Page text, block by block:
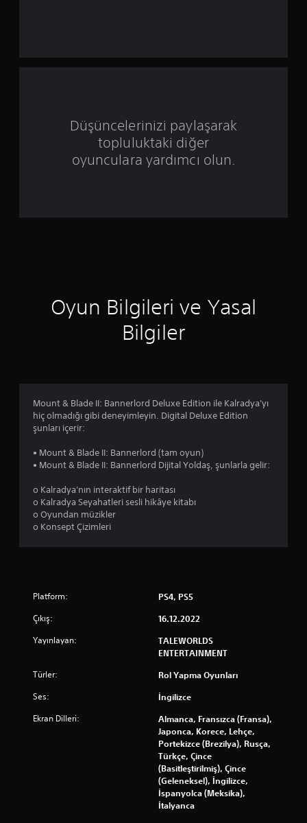
n
l
z
Düşüncelerinizi paylaşarak
topluluktaki diğer
oyunculara yardımcı olun.
Oyun Bilgileri ve Yasal
Bilgiler
Mount & Blade II: Bannerlord Deluxe Edition ile Kalradya'yı
hiç olmadığı gibi deneyimleyin. Digital Deluxe Edition
şunları içerir:
• Mount & Blade II: Bannerlord (tam oyun)
• Mount & Blade II: Bannerlord Dijital Yoldaş, şunlarla gelir:
o Kalradya'nın interaktif bir haritası
o Kalradya Seyahatleri sesli hikâye kitabı
o Oyundan müzikler
o Konsept Çizimleri
Platform: PS4, PS5
Çıkış: 16.12.2022
Yayınlayan:
TALEWORLDS
ENTERTAINMENT
Türler: Rol Yapma Oyunları
Ses: İngilizce
Ekran Dilleri:
Almanca, Fransızca (Fransa),
Japonca, Korece, Lehçe,
Portekizce (Brezilya), Rusça,
Türkçe, Çince
(Basitleştirilmiş), Çince
(Geleneksel), İngilizce,
İspanyolca (Meksika),
İtalyanca